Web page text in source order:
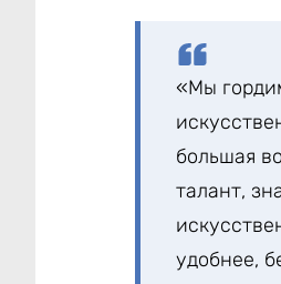
«Мы
большая
талант,
удобнее,